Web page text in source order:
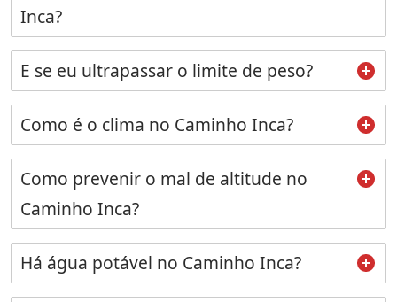
Inca?
E se eu ultrapassar o limite de peso?
Como é o clima no Caminho Inca?
Como prevenir o mal de altitude no
Caminho Inca?
Há água potável no Caminho Inca?